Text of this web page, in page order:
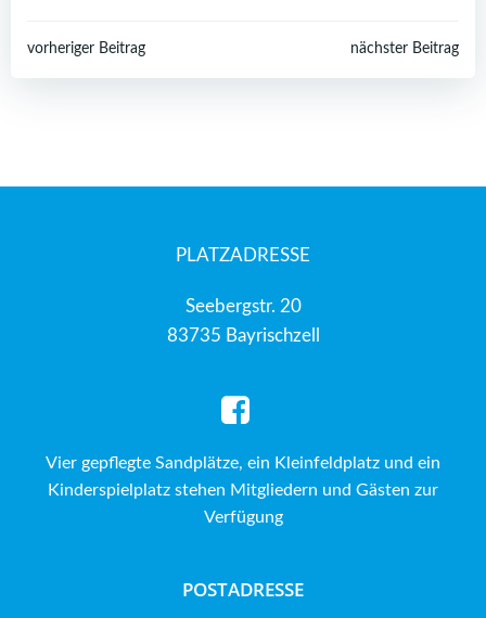
Post
vorheriger Beitrag nächster Beitrag
PLATZADRESSE
Seebergstr. 20
83735 Bayrischzell
Vier gepflegte Sandplätze, ein Kleinfeldplatz und ein
Kinderspielplatz stehen Mitgliedern und Gästen zur
Verfügung
POSTADRESSE